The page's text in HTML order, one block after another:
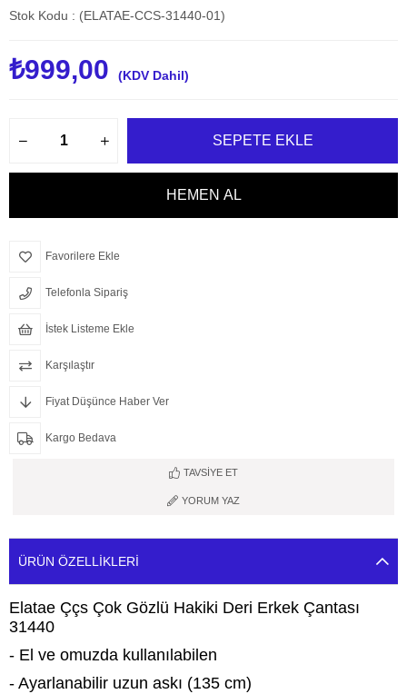
Stok Kodu (ELATAE-CCS-31440-01)
₺999,00 (KDV Dahil)
Favorilere Ekle
Telefonla Sipariş
İstek Listeme Ekle
Karşılaştır
Fiyat Düşünce Haber Ver
Kargo Bedava
TAVSIYE ET
YORUM YAZ
ÜRÜN ÖZELLIKLERI
Elatae Ççs Çok Gözlü Hakiki Deri Erkek Çantası
31440
- El ve omuzda kullanılabilen
- Ayarlanabilir uzun askı (135 cm)